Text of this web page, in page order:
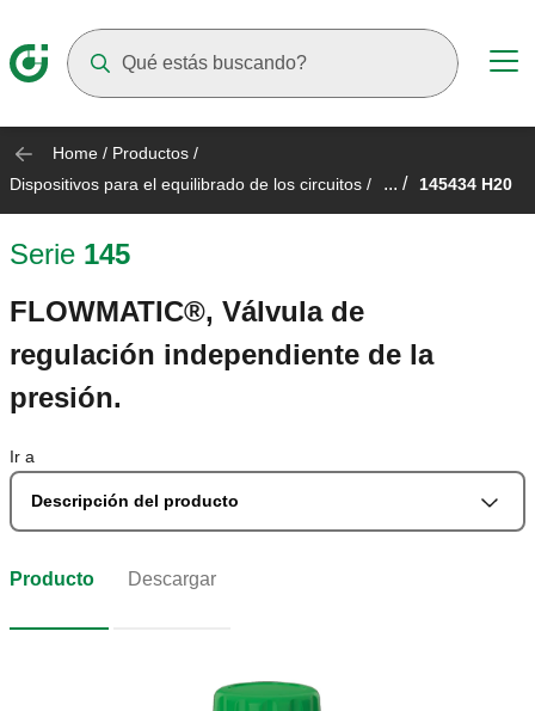
Home / Productos /
Dispositivos para el equilibrado de los circuitos / ... / 145434 H20
Serie 145
FLOWMATIC®, Válvula de
regulación independiente de la
presión.
Ir a
Descripción del producto
Producto Descargar